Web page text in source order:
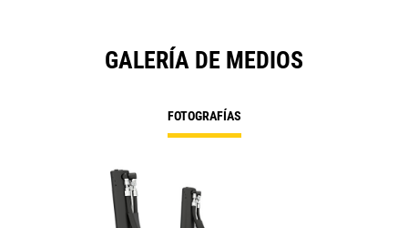
GALERÍA DE MEDIOS
FOTOGRAFÍAS